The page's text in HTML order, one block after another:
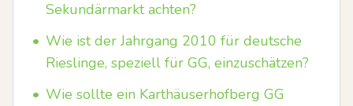
Sekundärmarkt achten?
• Wie ist der Jahrgang 2010 für deutsche
Rieslinge, speziell für GG, einzuschätzen?
• Wie sollte ein Karthäuserhofberg GG